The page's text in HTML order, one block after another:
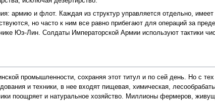
армию и флот. Каждая из структур управляется отдельно, имеет
но часто к ним все равно прибегают для операций за
Юэ-Лин. Солдаты Императорской Армии используют тактики
промышленности, сохраняя этот титул и по сей день. Но с
и техники, в нее входят пищевая, химическая,
поощряет и натуральное хозяйство. Миллионы фермеров,